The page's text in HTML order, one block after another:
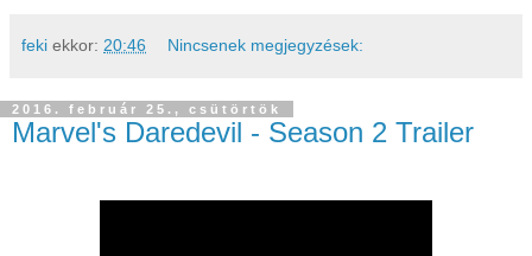
feki ekkor: 20:46 Nincsenek megjegyzések:
2016. február 25., csütörtök
Marvel's Daredevil - Season 2 Trailer